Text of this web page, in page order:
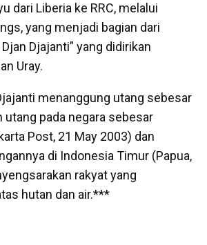
dari Liberia ke RRC, melalui
yang menjadi bagian dari
Djajanti” yang didirikan
Uray.
menanggung utang sebesar
utang pada negara sebesar
Post, 21 May 2003) dan
di Indonesia Timur (Papua,
rakyat yang
hutan dan air.***